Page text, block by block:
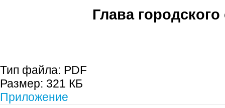
Глава городского
Тип файла: PDF
Размер: 321 КБ
Приложение